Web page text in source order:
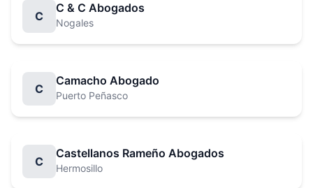
C
C & C Abogados
Nogales
C
Camacho Abogado
Puerto Peñasco
C
Castellanos Rameño Abogados
Hermosillo